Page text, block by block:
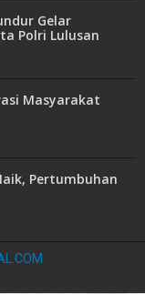
Gelar
Polri Lulusan
Tahun 2024
Masyarakat
Pertumbuhan